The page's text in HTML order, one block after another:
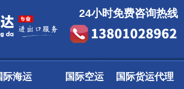
24小时免费咨询热线
际海运 国际空运
国际货运代理